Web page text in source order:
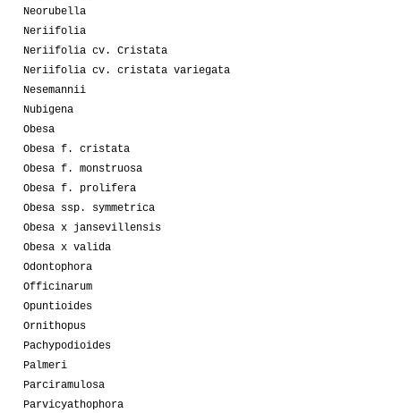
Neorubella
Neriifolia
Neriifolia cv. Cristata
Neriifolia cv. cristata variegata
Nesemannii
Nubigena
Obesa
Obesa f. cristata
Obesa f. monstruosa
Obesa f. prolifera
Obesa ssp. symmetrica
Obesa x jansevillensis
Obesa x valida
Odontophora
Officinarum
Opuntioides
Ornithopus
Pachypodioides
Palmeri
Parciramulosa
Parvicyathophora